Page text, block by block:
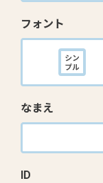
フォント
なまえ
ID